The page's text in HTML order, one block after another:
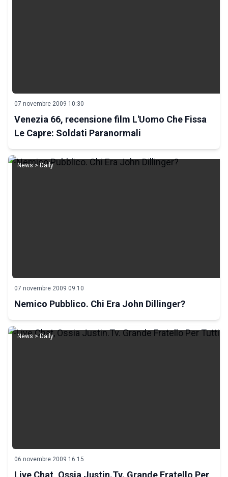
07 novembre 2009 10:30
Venezia 66, recensione film L'Uomo Che Fissa
Le Capre: Soldati Paranormali
News > Daily
07 novembre 2009 09:10
Nemico Pubblico. Chi Era John Dillinger?
News > Daily
06 novembre 2009 16:15
Live Chat, Ossia Justin.Tv. Grande Fratello Per